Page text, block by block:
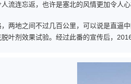
流连忘返，也许是塞北的风情更加令人
两地之间不过几百公里，可以说是直逼
叶剂效果试验。经过此番的宣传后，